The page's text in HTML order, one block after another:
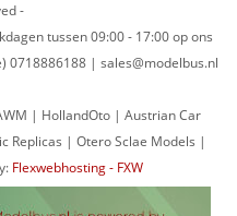
-
tussen 09:00 - 17:00 op ons
0718886188 | sales@modelbus.nl
| HollandOto | Austrian Car
Replicas | Otero Sclae Models |
Flexwebhosting - FXW